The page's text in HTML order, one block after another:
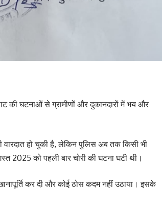
की घटनाओं से ग्रामीणों और दुकानदारों में भय और
वारदात हो चुकी है, लेकिन पुलिस अब तक किसी भी
2025 को पहली बार चोरी की घटना घटी थी।
कर दी और कोई ठोस कदम नहीं उठाया। इसके